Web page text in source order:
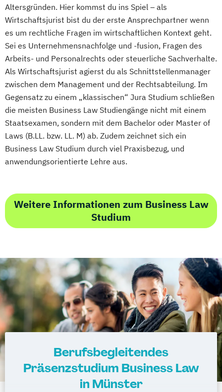
Altersgründen. Hier kommst du ins Spiel – als
Wirtschaftsjurist bist du der erste Ansprechpartner wenn
es um rechtliche Fragen im wirtschaftlichen Kontext geht.
Sei es Unternehmensnachfolge und -fusion, Fragen des
Arbeits- und Personalrechts oder steuerliche Sachverhalte.
Als Wirtschaftsjurist agierst du als Schnittstellenmanager
zwischen dem Management und der Rechtsabteilung. Im
Gegensatz zu einem „klassischen“ Jura Studium schließen
die meisten Business Law Studiengänge nicht mit einem
Staatsexamen, sondern mit dem Bachelor oder Master of
Laws (B.LL. bzw. LL. M) ab. Zudem zeichnet sich ein
Business Law Studium durch viel Praxisbezug, und
anwendungsorientierte Lehre aus.
Weitere Informationen zum Business Law
Studium
Berufsbegleitendes
Präsenzstudium Business Law
in Münster